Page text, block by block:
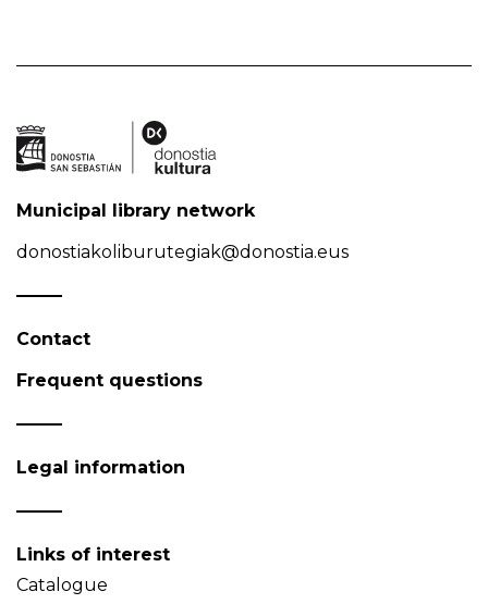
Municipal library network
donostiakoliburutegiak@donostia.eus
Contact
Frequent questions
Legal information
Links of interest
Catalogue